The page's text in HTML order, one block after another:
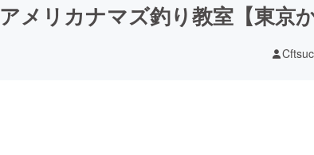
アメリカナマズ釣り教室【東京